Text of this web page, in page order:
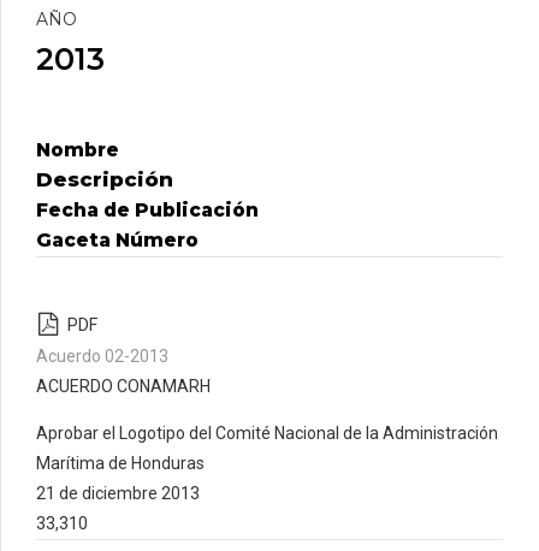
AÑO
2013
Nombre
Descripción
Fecha de Publicación
Gaceta Número
PDF
Acuerdo 02-2013
ACUERDO CONAMARH
Aprobar el Logotipo del Comité Nacional de la Administración
Marítima de Honduras
21 de diciembre 2013
33,310